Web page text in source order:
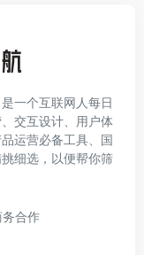
一个互联网人每日
交互设计、用户体
运营必备工具、国
细选，以便帮你筛
务合作